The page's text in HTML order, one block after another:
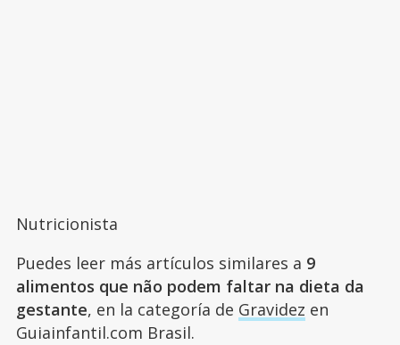
Nutricionista
Puedes leer más artículos similares a 9
alimentos que não podem faltar na dieta da
gestante, en la categoría de Gravidez en
Guiainfantil.com Brasil.